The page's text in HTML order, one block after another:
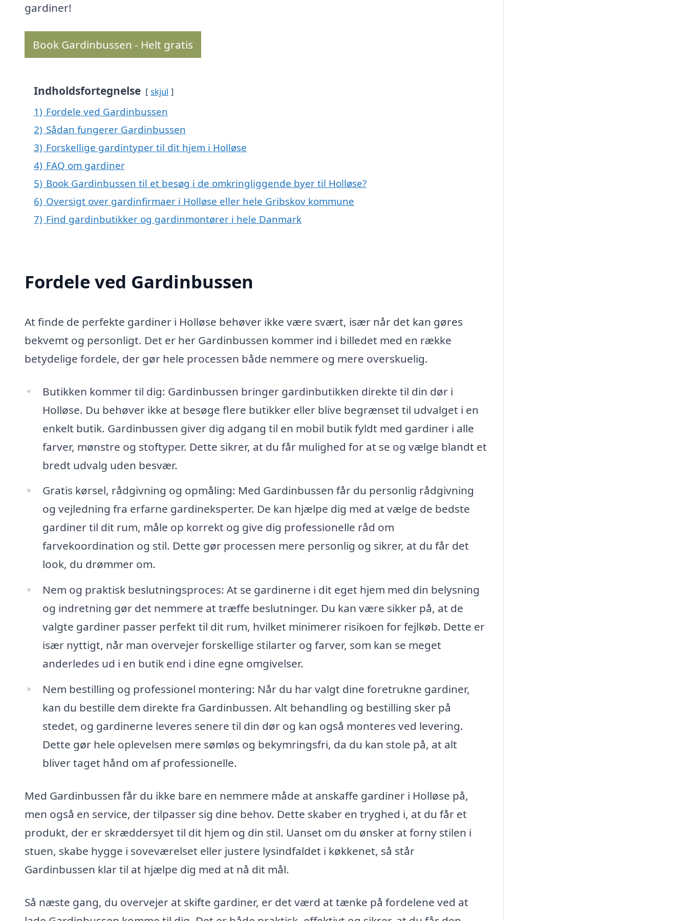
gardiner!
Book Gardinbussen - Helt gratis
Indholdsfortegnelse skjul
1) Fordele ved Gardinbussen
2) Sådan fungerer Gardinbussen
3) Forskellige gardintyper til dit hjem i Holløse
4) FAQ om gardiner
5) Book Gardinbussen til et besøg i de omkringliggende byer til Holløse?
6) Oversigt over gardinfirmaer i Holløse eller hele Gribskov kommune
7) Find gardinbutikker og gardinmontører i hele Danmark
Fordele ved Gardinbussen
At finde de perfekte gardiner i Holløse behøver ikke være svært, især når det kan gøres
bekvemt og personligt. Det er her Gardinbussen kommer ind i billedet med en række
betydelige fordele, der gør hele processen både nemmere og mere overskuelig.
Butikken kommer til dig: Gardinbussen bringer gardinbutikken direkte til din dør i
Holløse. Du behøver ikke at besøge flere butikker eller blive begrænset til udvalget i en
enkelt butik. Gardinbussen giver dig adgang til en mobil butik fyldt med gardiner i alle
farver, mønstre og stoftyper. Dette sikrer, at du får mulighed for at se og vælge blandt et
bredt udvalg uden besvær.
Gratis kørsel, rådgivning og opmåling: Med Gardinbussen får du personlig rådgivning
og vejledning fra erfarne gardineksperter. De kan hjælpe dig med at vælge de bedste
gardiner til dit rum, måle op korrekt og give dig professionelle råd om
farvekoordination og stil. Dette gør processen mere personlig og sikrer, at du får det
look, du drømmer om.
Nem og praktisk beslutningsproces: At se gardinerne i dit eget hjem med din belysning
og indretning gør det nemmere at træffe beslutninger. Du kan være sikker på, at de
valgte gardiner passer perfekt til dit rum, hvilket minimerer risikoen for fejlkøb. Dette er
især nyttigt, når man overvejer forskellige stilarter og farver, som kan se meget
anderledes ud i en butik end i dine egne omgivelser.
Nem bestilling og professionel montering: Når du har valgt dine foretrukne gardiner,
kan du bestille dem direkte fra Gardinbussen. Alt behandling og bestilling sker på
stedet, og gardinerne leveres senere til din dør og kan også monteres ved levering.
Dette gør hele oplevelsen mere sømløs og bekymringsfri, da du kan stole på, at alt
bliver taget hånd om af professionelle.
Med Gardinbussen får du ikke bare en nemmere måde at anskaffe gardiner i Holløse på,
men også en service, der tilpasser sig dine behov. Dette skaber en tryghed i, at du får et
produkt, der er skræddersyet til dit hjem og din stil. Uanset om du ønsker at forny stilen i
stuen, skabe hygge i soveværelset eller justere lysindfaldet i køkkenet, så står
Gardinbussen klar til at hjælpe dig med at nå dit mål.
Så næste gang, du overvejer at skifte gardiner, er det værd at tænke på fordelene ved at